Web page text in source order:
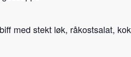
med stekt løk, råkostsalat,